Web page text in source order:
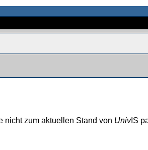
nicht zum aktuellen Stand von UnivIS